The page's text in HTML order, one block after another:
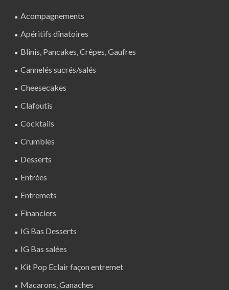
Acompagnements
Apéritifs dînatoires
Blinis, Pancakes, Crêpes, Gaufres
Cannelés sucrés/salés
Cheesecakes
Clafoutis
Cocktails
Crumbles
Desserts
Entrées
Entremets
Financiers
IG Bas Desserts
IG Bas salées
Kit Pop Eclair façon entremet
Macarons, Ganaches